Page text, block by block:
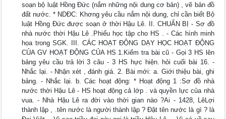
soạn bộ luật Hồng Đức (nắm những nội dung cơ bản) , vẽ bản đồ
đất nước. * NDĐC: Khơng yêu cầu nắm nội dung, chỉ cần biết Bộ
luật Hồng Đức được soạn ở thời Hậu Lê. II. CHUẨN BỊ - Sơ đồ
nhà nước thời Hậu Lê .Phiếu học tập cho HS . - Các hình minh
họa trong SGK. III. CÁC HOẠT ĐỘNG DẠY HỌC HOẠT ĐỘNG
CỦA GV HOẠT ĐỘNG CỦA HS 1.Kiểm tra bài cũ - Gọi 3 HS lên
bảng yêu cầu trả lời 3 câu - 3 HS hực hiện. hỏi cuối bài 16. -
Nhắc lại. - Nhận xét , đánh giá. 2. Bài mới: a. Giới thiệu bài, ghi
bảng. - Nhắc lại. b. Các hoạt động: * Hoạt động 1 :Sơ đồ nhà
nước thời Hậu Lê - HS hoạt động cả lớp . và quyền lực của nhà
vua. - Nhà Hậu Lê ra đời vào thời gian nào ?Ai - 1428, LêLợi
thành lập , .tên nước là người thành lập ? Đặt tên nước là gì ? là